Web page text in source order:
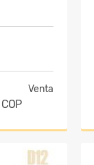
Venta
COP